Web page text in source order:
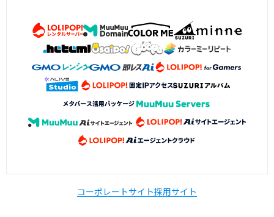
コーポレートサイト採用サイト